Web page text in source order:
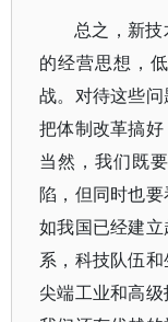
总之，新
的经营思想，
战。对待这些
把体制改革搞好
当然，我们既
陷，但同时也
如我国已经建
系，科技队伍
尖端工业和高级